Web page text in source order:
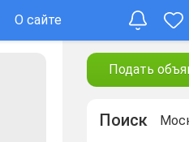
О сайте
Подать
Поиск